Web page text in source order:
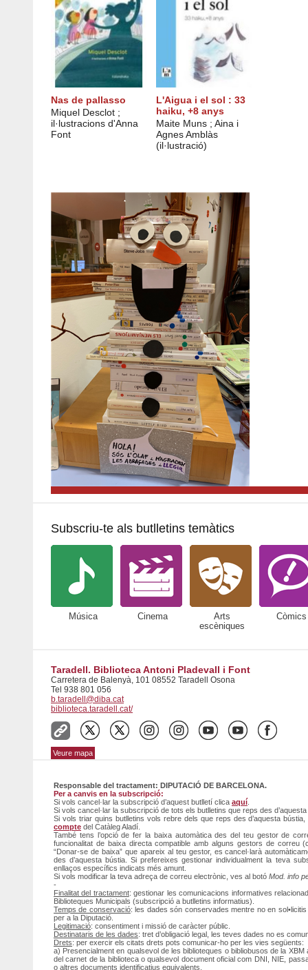
Nas de pallasso
Miquel Desclot ;
il·lustracions d'Anna
Font
L'Aigua i el sol : 33
haiku, +8 anys
Maite Muns ; Aina i
Agnes Amblàs
(il·lustració)
Subscriu-te als butlletins temàtics
Música Cinema
Arts
escèniques
Còmics
Taradell. Biblioteca Antoni Pladevall i Font
Carretera de Balenyà, 101 08552 Taradell Osona
Tel 938 801 056
b.taradell@diba.cat
biblioteca.taradell.cat/
Veure mapa
Responsable del tractament: DIPUTACIÓ DE BARCELONA.
Per a canvis en la subscripció:
Si vols cancel·lar la subscripció d’aquest butlletí clica aquí
Si vols cancel·lar la subscripció de tots els butlletins que reps des
Si vols triar quins butlletins vols rebre dels que reps des d’aquesta
compte del Catàleg Aladí.
També tens l’opció de fer la baixa automàtica des del teu gestor de
funcionalitat de baixa directa compatible amb alguns gestors de correu
“Donar-se de baixa” que apareix al teu gestor, es cancel·larà
des d’aquesta bústia. Si prefereixes gestionar individualment la teva
enllaços específics indicats més amunt.
Si vols modificar la teva adreça de correu electrònic, ves al botó Mod. info
-
Finalitat del tractament: gestionar les comunicacions informatives
Biblioteques Municipals (subscripció a butlletins informatius).
Temps de conservació: les dades són conservades mentre no en
per a la Diputació.
Legitimació: consentiment i missió de caràcter públic.
Destinataris de les dades: tret d’obligació legal, les teves dades no es
Drets: per exercir els citats drets pots comunicar-ho per les vies següents:
a) Presencialment en qualsevol de les biblioteques o bibliobusos de la
del carnet de la biblioteca o qualsevol document oficial com DNI, NIE,
o altres documents identificatius equivalents.